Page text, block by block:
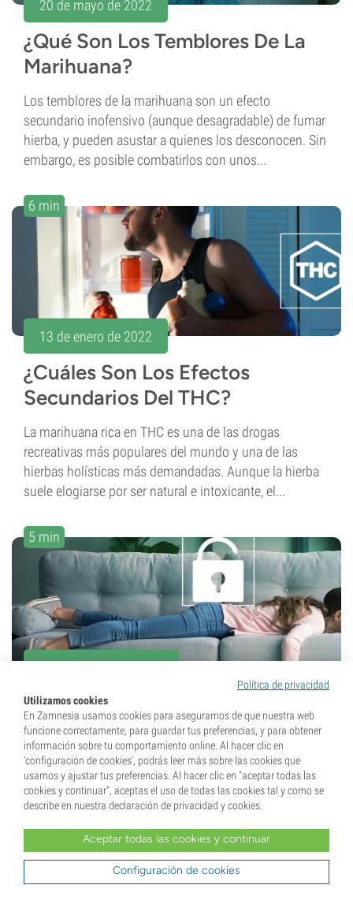
20 de mayo de 2022
¿Qué Son Los Temblores De La
Marihuana?
Los temblores de la marihuana son un efecto
secundario inofensivo (aunque desagradable) de fumar
hierba, y pueden asustar a quienes los desconocen. Sin
embargo, es posible combatirlos con unos...
6 min
13 de enero de 2022
¿Cuáles Son Los Efectos
Secundarios Del THC?
La marihuana rica en THC es una de las drogas
recreativas más populares del mundo y una de las
hierbas holísticas más demandadas. Aunque la hierba
suele elogiarse por ser natural e intoxicante, el...
5 min
Cómo Prevenir El Efecto
Apalanque De La Marihuana
A muchos de nosotros nos ha pasado. Una calada de
más, o una variedad especialmente potente, y de
repente te ves atrapado en el sofá. Experimentar un
Política de privacidad
Utilizamos cookies
En Zamnesia usamos cookies para asegurarnos de que nuestra web
funcione correctamente, para guardar tus preferencias, y para obtener
información sobre tu comportamiento online. Al hacer clic en
'configuración de cookies', podrás leer más sobre las cookies que
usamos y ajustar tus preferencias. Al hacer clic en "aceptar todas las
cookies y continuar", aceptas el uso de todas las cookies tal y como se
describe en nuestra declaración de privacidad y cookies.
Aceptar todas las cookies y continuar
Configuración de cookies